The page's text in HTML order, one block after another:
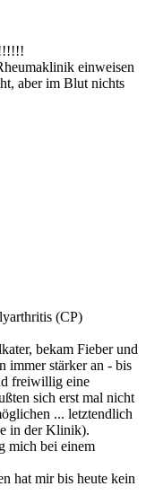
einweisen
aber im Blut nichts
(CP)
bekam Fieber und
immer stärker an - bis
freiwillig eine
sich erst mal nicht
... letztendlich
in der Klinik).
mich bei einem
hat mir bis heute kein